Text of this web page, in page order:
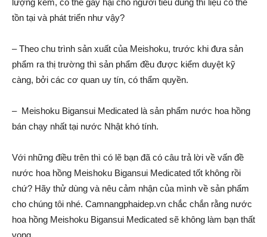
tồn tại và phát triển như vậy?
– Theo chu trình sản xuất của Meishoku, trước khi đưa sản
phẩm ra thị trường thì sản phẩm đều được kiểm duyệt kỹ
càng, bởi các cơ quan uy tín, có thẩm quyền.
– Meishoku Bigansui Medicated là sản phẩm nước hoa hồng
bán chạy nhất tại nước Nhật khó tính.
Với những điều trên thì có lẽ bạn đã có câu trả lời về vấn đề
nước hoa hồng Meishoku Bigansui Medicated tốt không rồi
chứ? Hãy thử dùng và nêu cảm nhận của mình về sản phẩm
cho chúng tôi nhé. Camnangphaidep.vn chắc chắn rằng nước
hoa hồng Meishoku Bigansui Medicated sẽ không làm bạn thất
vọng.